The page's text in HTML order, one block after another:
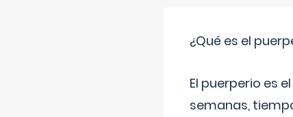
¿Qué es el
El puerperio es
semanas,